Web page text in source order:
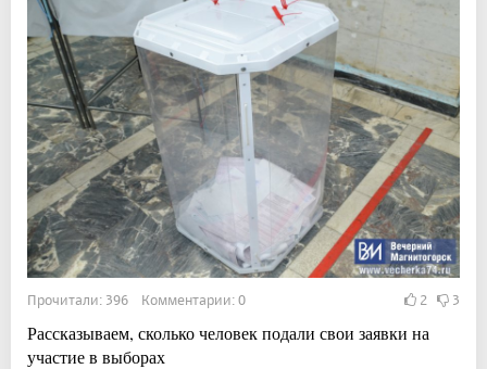
Прочитали: 396 Комментарии: 0 2 3
Рассказываем, сколько человек подали свои заявки на
участие в выборах